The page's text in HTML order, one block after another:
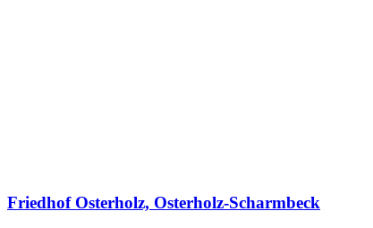
Friedhof Osterholz, Osterholz-Scharmbeck